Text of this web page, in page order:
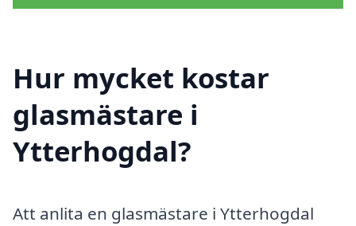
Hur mycket kostar
glasmästare i
Ytterhogdal?
Att anlita en glasmästare i Ytterhogdal